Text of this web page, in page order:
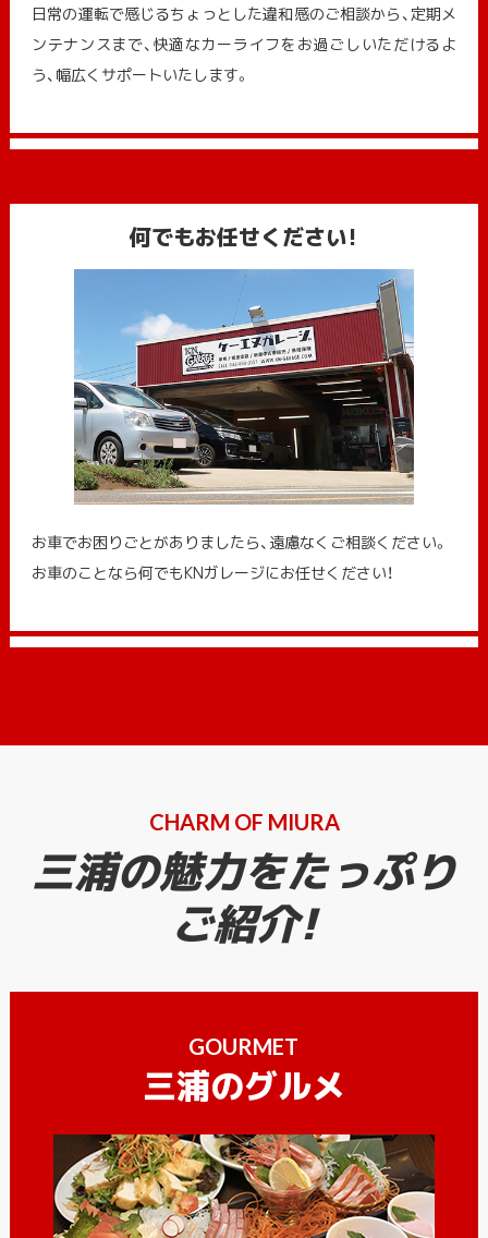
日常の運転で感じるちょっとした違和感のご相談から、定期メ
ンテナンスまで、快適なカーライフをお過ごしいただけるよ
う、幅広くサポートいたします。
何でもお任せください!
お車でお困りごとがありましたら、遠慮なくご相談ください。
お車のことなら何でもKNガレージにお任せください！
CHARM OF MIURA
三浦の魅力をたっぷり
ご紹介!
GOURMET
三浦のグルメ